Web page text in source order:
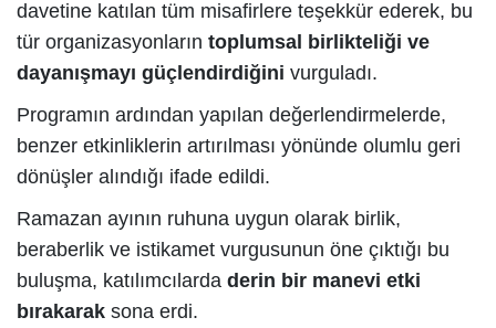
davetine katılan tüm misafirlere teşekkür ederek, bu
tür organizasyonların toplumsal birlikteliği ve
dayanışmayı güçlendirdiğini vurguladı.
Programın ardından yapılan değerlendirmelerde,
benzer etkinliklerin artırılması yönünde olumlu geri
dönüşler alındığı ifade edildi.
Ramazan ayının ruhuna uygun olarak birlik,
beraberlik ve istikamet vurgusunun öne çıktığı bu
buluşma, katılımcılarda derin bir manevi etki
bırakarak sona erdi.